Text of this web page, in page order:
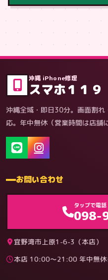
症状・内容から
沖縄 iPhone修理
スマホ１１９
沖縄全域・即日30分。画面割
応。年中無休（営業時間は店舗
お問い合わせ
タップで電
098-
宜野湾市上原1-6-3（本店）
本店 10:00〜21:00 年中無休